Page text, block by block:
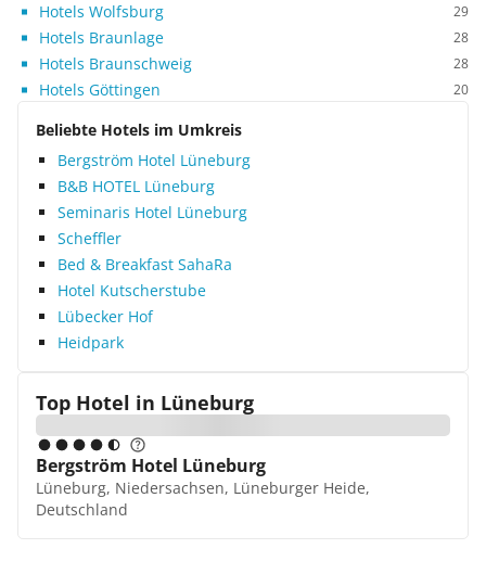
Hotels Wolfsburg 29
Hotels Braunlage 28
Hotels Braunschweig 28
Hotels Göttingen 20
Beliebte Hotels im Umkreis
Bergström Hotel Lüneburg
B&B HOTEL Lüneburg
Seminaris Hotel Lüneburg
Scheffler
Bed & Breakfast SahaRa
Hotel Kutscherstube
Lübecker Hof
Heidpark
Top Hotel in Lüneburg
Bergström Hotel Lüneburg
Lüneburg, Niedersachsen, Lüneburger Heide,
Deutschland